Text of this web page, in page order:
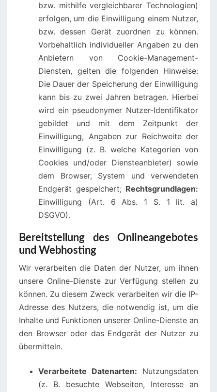
bzw. mithilfe vergleichbarer Technologien)
erfolgen, um die Einwilligung einem Nutzer,
bzw. dessen Gerät zuordnen zu können.
Vorbehaltlich individueller Angaben zu den
Anbietern von Cookie-Management-
Diensten, gelten die folgenden Hinweise:
Die Dauer der Speicherung der Einwilligung
kann bis zu zwei Jahren betragen. Hierbei
wird ein pseudonymer Nutzer-Identifikator
gebildet und mit dem Zeitpunkt der
Einwilligung, Angaben zur Reichweite der
Einwilligung (z. B. welche Kategorien von
Cookies und/oder Diensteanbieter) sowie
dem Browser, System und verwendeten
Endgerät gespeichert; Rechtsgrundlagen:
Einwilligung (Art. 6 Abs. 1 S. 1 lit. a)
DSGVO).
Bereitstellung des Onlineangebotes
und Webhosting
Wir verarbeiten die Daten der Nutzer, um ihnen
unsere Online-Dienste zur Verfügung stellen zu
können. Zu diesem Zweck verarbeiten wir die IP-
Adresse des Nutzers, die notwendig ist, um die
Inhalte und Funktionen unserer Online-Dienste an
den Browser oder das Endgerät der Nutzer zu
übermitteln.
Verarbeitete Datenarten: Nutzungsdaten
(z. B. besuchte Webseiten, Interesse an